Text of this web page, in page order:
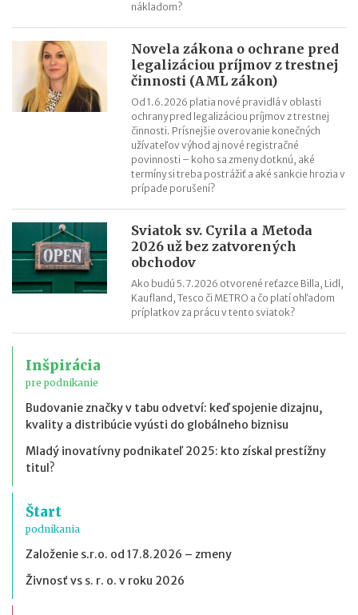
nákladom?
Novela zákona o ochrane pred
legalizáciou príjmov z trestnej
činnosti (AML zákon)
Od 1.6.2026 platia nové pravidlá v oblasti
ochrany pred legalizáciou príjmov z trestnej
činnosti. Prísnejšie overovanie konečných
užívateľov výhod aj nové registračné
povinnosti – koho sa zmeny dotknú, aké
termíny si treba postrážiť a aké sankcie hrozia v
prípade porušení?
Sviatok sv. Cyrila a Metoda
2026 už bez zatvorených
obchodov
Ako budú 5.7.2026 otvorené reťazce Billa, Lidl,
Kaufland, Tesco či METRO a čo platí ohľadom
príplatkov za prácu v tento sviatok?
Inšpirácia
pre podnikanie
Budovanie značky v tabu odvetví: keď spojenie dizajnu,
kvality a distribúcie vyústi do globálneho biznisu
Mladý inovatívny podnikateľ 2025: kto získal prestížny
titul?
Štart
podnikania
Založenie s.r.o. od 17.8.2026 – zmeny
Živnosť vs s. r. o. v roku 2026